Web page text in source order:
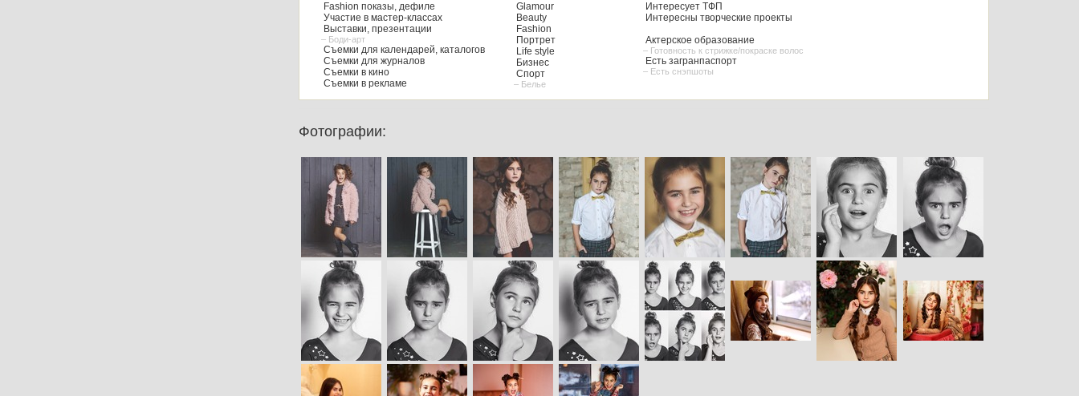
Fashion показы, дефиле
Участие в мастер-классах
Выставки, презентации
– Боди-арт
Съемки для календарей, каталогов
Съемки для журналов
Съемки в кино
Съемки в рекламе
Glamour
Beauty
Fashion
Портрет
Life style
Бизнес
Спорт
– Белье
Интересует ТФП
Интересны творческие проекты
Актерское образование
– Готовность к стрижке/покраске волос
Есть загранпаспорт
– Есть снэпшоты
Фотографии: